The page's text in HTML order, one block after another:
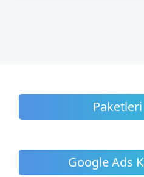
Google Ads